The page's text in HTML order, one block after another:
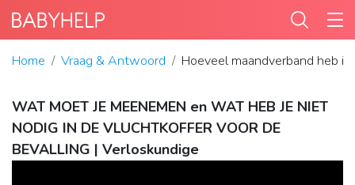
Home Vraag & Antwoord Hoeveel maandverband heb
WAT MOET JE MEENEMEN en WAT HEB JE NIET
NODIG IN DE VLUCHTKOFFER VOOR DE
BEVALLING | Verloskundige